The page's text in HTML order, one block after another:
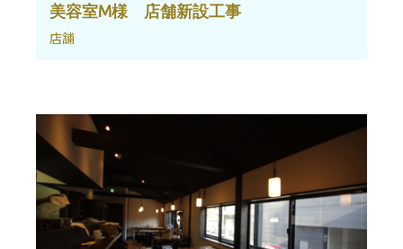
美容室M様 店舗新設工事
店舗